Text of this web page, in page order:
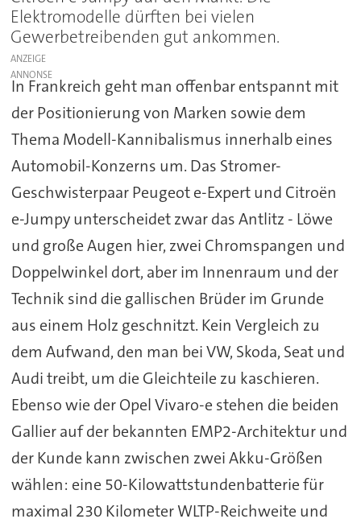
Elektromodelle dürften bei vielen
Gewerbetreibenden gut ankommen.
ANZEIGE
In Frankreich geht man offenbar entspannt mit
der Positionierung von Marken sowie dem
Thema Modell-Kannibalismus innerhalb eines
Automobil-Konzerns um. Das Stromer-
Geschwisterpaar Peugeot e-Expert und Citroën
e-Jumpy unterscheidet zwar das Antlitz - Löwe
und große Augen hier, zwei Chromspangen und
Doppelwinkel dort, aber im Innenraum und der
Technik sind die gallischen Brüder im Grunde
aus einem Holz geschnitzt. Kein Vergleich zu
dem Aufwand, den man bei VW, Skoda, Seat und
Audi treibt, um die Gleichteile zu kaschieren.
Ebenso wie der Opel Vivaro-e stehen die beiden
Gallier auf der bekannten EMP2-Architektur und
der Kunde kann zwischen zwei Akku-Größen
wählen: eine 50-Kilowattstundenbatterie für
maximal 230 Kilometer WLTP-Reichweite und